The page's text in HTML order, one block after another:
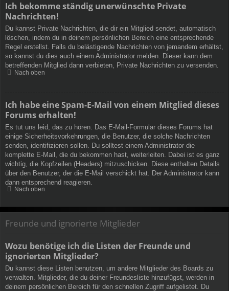
Ich bekomme ständig unerwünschte Private
Nachrichten!
Du kannst Private Nachrichten, die dir ein Mitglied sendet, automatisch
löschen, indem du in deinem persönlichen Bereich eine entsprechende
Regel erstellst. Falls du belästigende Nachrichten von jemandem erhältst,
so kannst du dies auch einem Administrator melden. Dieser kann dem
betreffenden Mitglied dann verbieten, Private Nachrichten zu versenden.
Nach oben
Ich habe eine Spam-E-Mail von einem Mitglied dieses
Forums erhalten!
Es tut uns leid, das zu hören. Das E-Mail-Formular dieses Forums hat
einige Sicherheitsvorkehrungen, die Benutzer, die solche Nachrichten
senden, identifizieren sollen. Du solltest einem Administrator die
komplette E-Mail, die du bekommen hast, weiterleiten. Dabei ist es ganz
wichtig, die Kopfzeilen (Headers) mitzuschicken. Diese enthalten Details
über den Benutzer, der die E-Mail verschickt hat. Der Administrator kann
dann entsprechend reagieren.
Nach oben
Freunde und ignorierte Mitglieder
Wozu benötige ich die Listen der Freunde und
ignorierten Mitglieder?
Du kannst diese Listen benutzen, um andere Mitglieder des Boards zu
verwalten. Mitglieder, die du deiner Freundesliste hinzufügst, werden in
deinem persönlichen Bereich für den schnellen Zugriff aufgelistet. Du